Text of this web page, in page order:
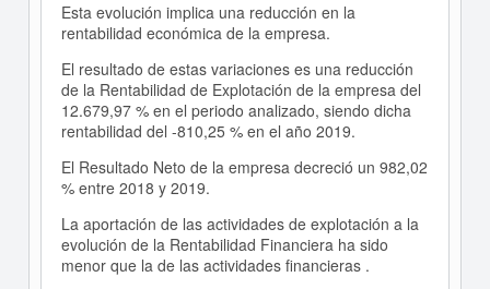
Esta evolución implica una reducción en la
rentabilidad económica de la empresa.
El resultado de estas variaciones es una reducción
de la Rentabilidad de Explotación de la empresa del
12.679,97 % en el periodo analizado, siendo dicha
rentabilidad del -810,25 % en el año 2019.
El Resultado Neto de la empresa decreció un 982,02
% entre 2018 y 2019.
La aportación de las actividades de explotación a la
evolución de la Rentabilidad Financiera ha sido
menor que la de las actividades financieras .